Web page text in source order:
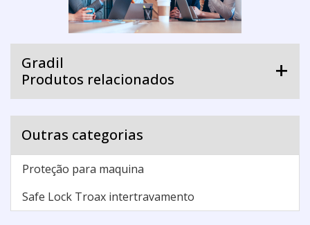
Gradil
Produtos relacionados
Outras categorias
Proteção para maquina
Safe Lock Troax intertravamento